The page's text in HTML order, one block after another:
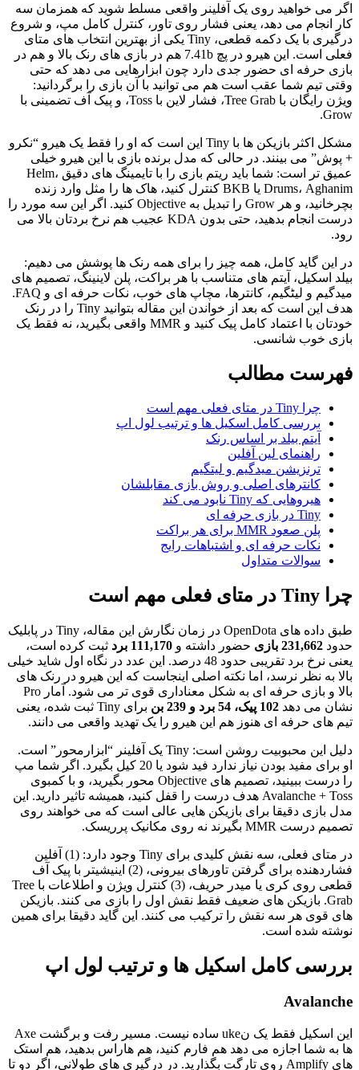
اگر می خواهید روی یک آفلینر واقعی مسلط شوید که همزمان سه
کار انجام می دهد، یعنی فشار روی تاور، کنترل کامل مپ، و شروع
درگیری با یک دکمه قطعی، Tiny یکی از بهترین انتخاب های متای
فعلی است. این هیرو در پچ 7.41b هم در بازی های رنک بالا و هم در
بازی حرفه ای حضور جدی دارد چون ابزارهایی می دهد که حتی
وقتی تیم شما عقب است هم می توانید با آن بازی را برگردانید:
ویژن رایگان با Tree Grab، فشار لاین با Toss، و پیک آف تضمینی با
Grow.
مشکل اکثر بازیکن ها با Tiny این است که او را فقط یک هیرو “نکرو
+ پوش” می بینند. در حالی که مدل برنده بازی با این هیرو خیلی
عمیق تر است: شما باید ریتم بازی را با تایمینگ های دقیق Helm،
Drums، Aghanim یا BKB کنترل کنید، هاک ها را مثل وارد زنده
بچرخانید، و هر Grow را تبدیل به Objective کنید. اگر این سه مورد را
درست انجام بدهید، حتی بدون KDA عجیب هم نرخ بردتان بالا می
رود.
در این گاید کامل، همه چیز را برای همه رنک ها پوشش می دهیم:
بیلد اسکیل، آیتم های متناسب با هر براکت، پلن لاینینگ، تصمیم های
میدگیم و لیٹگیم، کانترها، مچاپ های خوب، نکات حرفه ای و FAQ.
هدف این است که بعد از خواندن این مقاله بتوانید Tiny را در رنک
خودتان با اعتماد کامل پیک کنید و MMR واقعی بگیرید، نه فقط یک
بازی خوب شانسی.
فهرست مطالب
چرا Tiny در متای فعلی مهم است
بررسی کامل اسکیل ها و ترتیب لول اپ
آیتم بیلد بر اساس رنک
راهنمای لین آفلین
ترنزیشن میدگیم و لیتگیم
کانترهای اصلی و روش بازی مقابلشان
هیروهایی که Tiny نابود می کند
Tiny در بازی حرفه ای
پلن صعود MMR برای هر براکت
نکات حرفه ای و اشتباهات رایج
سوالات متداول
چرا Tiny در متای فعلی مهم است
طبق داده های OpenDota در زمان نگارش این مقاله، Tiny در پابلیک
حدود 231,662 بازی حضور داشته و 111,170 برد
ثبت کرده است،
یعنی نرخ برد تقریبی حدود 48 درصد. این عدد در نگاه اول شاید خیلی
بالا به نظر نرسد، اما نکته اصلی اینجاست که این هیرو در رنک های
بالا و بازی حرفه ای به شکل معناداری قوی تر می شود. آمار Pro
نشان می دهد 102 پیک، 54 برد و 239 بن
برای Tiny ثبت شده، یعنی
تیم های حرفه ای هنوز هم این هیرو را یک تهدید واقعی می دانند.
دلیل این محبوبیت روشن است: Tiny یک آفلینر “ابزارمحور” است.
او برای مفید بودن نیاز ندارد فید شود یا 20 کیل بگیرد. اگر شما مپ
را درست ببینید، تصمیم های Objective محور بگیرید، و با کمبوی
Avalanche + Toss هدف درست را قفل کنید، همیشه تاثیر دارید. این
مدل بازی دقیقا برای بازیکن هایی عالی است که می خواهند روی
تصمیم درست MMR بگیرند نه روی مکانیک پرریسک.
در متای فعلی، سه نقش کلیدی برای Tiny وجود دارد: (1) آفلین
فشاردهنده برای گرفتن تاورهای بیرونی، (2) اینیشیتر با پیک آف
قطعی روی کری یا میدر حریف، (3) کنترل ویژن و اطلاعات با Tree
Grab. بازیکن های ضعیف فقط نقش اول را بازی می کنند. بازیکن
های قوی هر سه نقش را ترکیب می کنند. این گاید دقیقا برای همین
نوشته شده است.
بررسی کامل اسکیل ها و ترتیب لول اپ
Avalanche
این اسکیل فقط یک نuke ساده نیست. مسیر رفت و برگشت Axe
ها به شما اجازه می دهد هم فارم کنید، هم هاراس بدهید، هم استک
های Amplify روی تارگت بگذارید. در درگیری های طولانی، اگر دو تا